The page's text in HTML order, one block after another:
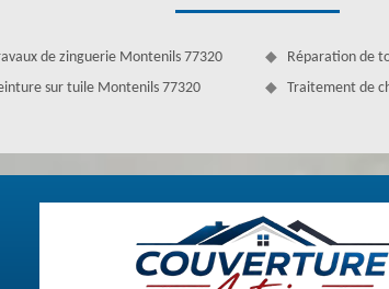
toiture pas cher à Montenils
temps pour effectuer le nettoyage et démoussage toiture
de la chance car vous pouvez trouver ces couvreurs
de zinguerie Montenils 77320
sur tuile Montenils 77320
Réparation de
Traitement de